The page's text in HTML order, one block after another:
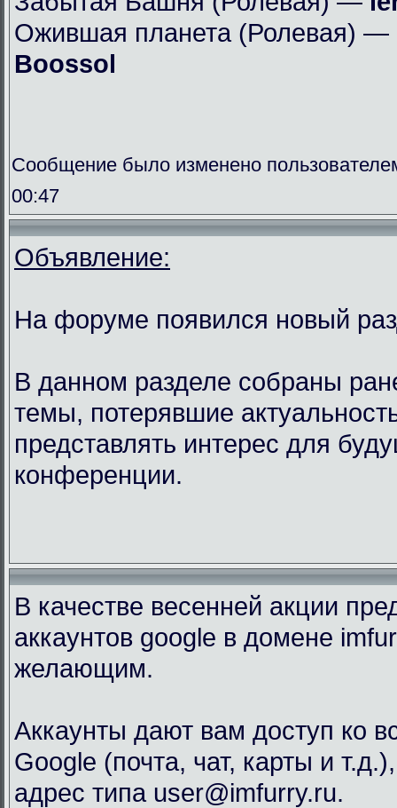
Ожившая планета (Ролевая) —
Boossol
Сообщение было изменено
00:47
Объявление:
На форуме появился новый
В данном разделе собраны
темы, потерявшие
представлять интерес для
конференции.
В качестве весенней акции
аккаунтов google в домене
желающим.
Аккаунты дают вам доступ ко
Google (почта, чат, карты и
адрес типа user@imfurry.ru.